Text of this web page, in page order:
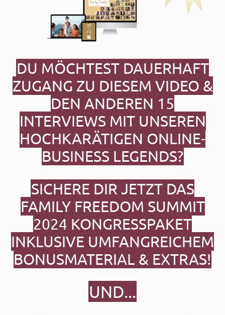
DU MÖCHTEST DAUERHAFT
ZUGANG ZU DIESEM VIDEO &
DEN ANDEREN 15
INTERVIEWS MIT UNSEREN
HOCHKARÄTIGEN ONLINE-
BUSINESS LEGENDS?
SICHERE DIR JETZT DAS
FAMILY FREEDOM SUMMIT
2024 KONGRESSPAKET
INKLUSIVE UMFANGREICHEM
BONUSMATERIAL & EXTRAS!
UND...